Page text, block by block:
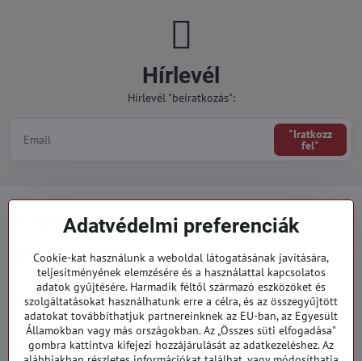
Hírlevél
Hírlevél "beiratkozás":
"Iratkozz
fel"
Minden a vásárlásról
Megrendelések
Kategóriák
919 060 751
Hétfő - Péntek: 09:00 - 15:00 hod.
Adatvédelmi preferenciák
Cookie-kat használunk a weboldal látogatásának javítására,
teljesítményének elemzésére és a használattal kapcsolatos
adatok gyűjtésére. Harmadik féltől származó eszközöket és
szolgáltatásokat használhatunk erre a célra, és az összegyűjtött
adatokat továbbíthatjuk partnereinknek az EU-ban, az Egyesült
Államokban vagy más országokban. Az „Összes süti elfogadása"
gombra kattintva kifejezi hozzájárulását az adatkezeléshez. Az